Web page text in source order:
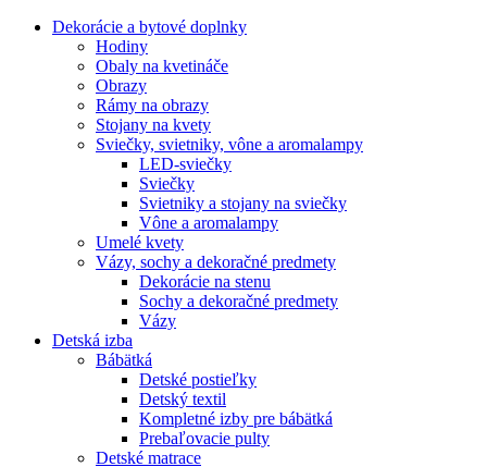
Dekorácie a bytové doplnky
Hodiny
Obaly na kvetináče
Obrazy
Rámy na obrazy
Stojany na kvety
Sviečky, svietniky, vône a aromalampy
LED-sviečky
Sviečky
Svietniky a stojany na sviečky
Vône a aromalampy
Umelé kvety
Vázy, sochy a dekoračné predmety
Dekorácie na stenu
Sochy a dekoračné predmety
Vázy
Detská izba
Bábätká
Detské postieľky
Detský textil
Kompletné izby pre bábätká
Prebaľovacie pulty
Detské matrace